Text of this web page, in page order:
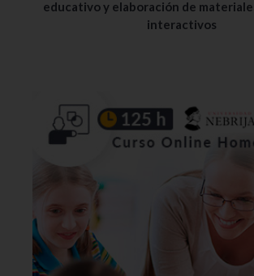
educativo y elaboración de
interactivos